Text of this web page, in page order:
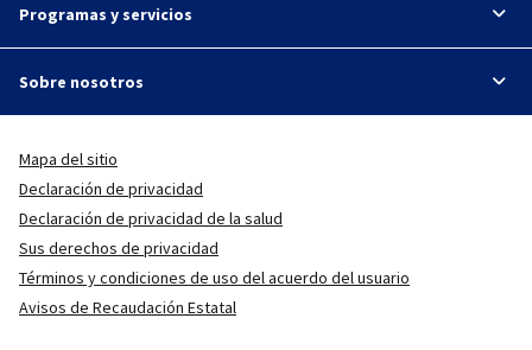
Programas y servicios
Sobre nosotros
Mapa del sitio
Declaración de privacidad
Declaración de privacidad de la salud
Sus derechos de privacidad
Términos y condiciones de uso del acuerdo del usuario
Avisos de Recaudación Estatal